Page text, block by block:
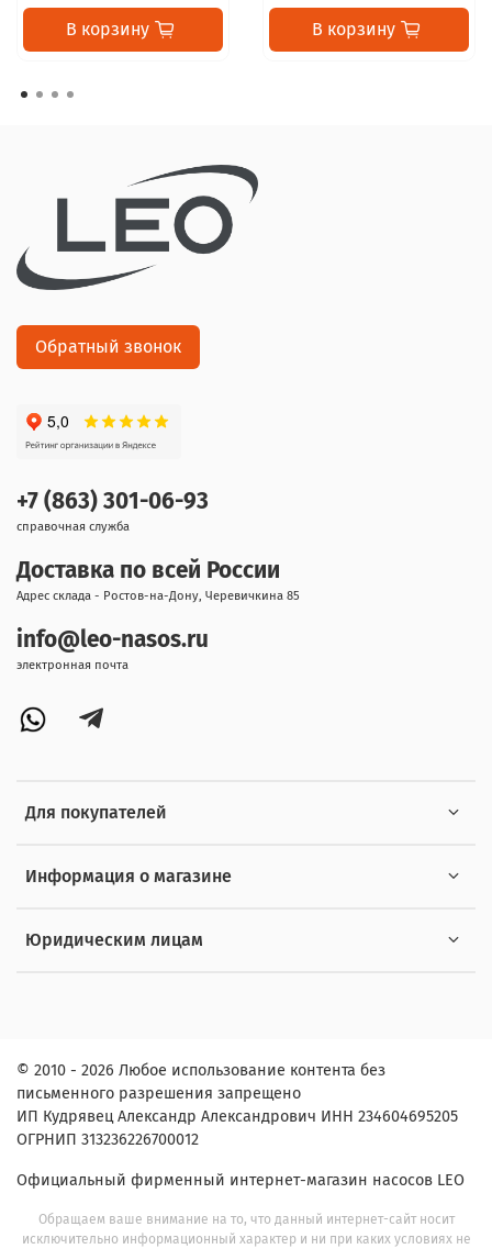
В корзину В корзину
Для покупателей
Информация о магазине
Юридическим лицам
+7 (863) 301-06-93
справочная служба
Доставка по всей России
Адрес склада - Ростов-на-Дону, Черевичкина 85
info@leo-nasos.ru
электронная почта
Обратный звонок
© 2010 - 2026 Любое использование контента без
письменного разрешения запрещено
ИП Кудрявец Александр Александрович ИНН 234604695205
ОГРНИП 313236226700012
Официальный фирменный интернет-магазин насосов LEO
Обращаем ваше внимание на то, что данный интернет-сайт носит
исключительно информационный характер и ни при каких условиях не